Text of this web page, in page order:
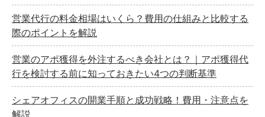
営業代行の料金相場はいくら？費用の仕組みと比較する
際のポイントを解説
営業のアポ獲得を外注するべき会社とは？｜アポ獲得代
行を検討する前に知っておきたい4つの判断基準
シェアオフィスの開業手順と成功戦略！費用・注意点を
解説